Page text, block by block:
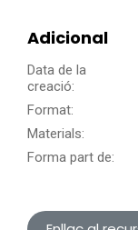
Adicional
Data de la
creació:
Format:
Materials:
Forma part de: